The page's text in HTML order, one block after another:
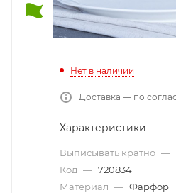
Нет в наличии
Доставка — по
Характеристики
Выписывать кратно —
Код — 720834
Материал — Фарфор